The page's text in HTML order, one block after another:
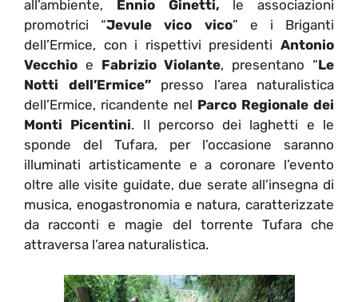
all’ambiente, Ennio Ginetti, le associazioni
promotrici “Jevule vico vico” e i Briganti
dell’Ermice, con i rispettivi presidenti Antonio
Vecchio e Fabrizio Violante, presentano “Le
Notti dell’Ermice”presso l’area naturalistica
dell’Ermice, ricandente nel Parco Regionale dei
Monti Picentini. Il percorso dei laghetti e le
sponde del Tufara, per l’occasione saranno
illuminati artisticamente e a coronare l’evento
oltre alle visite guidate, due serate all’insegna di
musica, enogastronomia e natura, caratterizzate
da racconti e magie del torrente Tufara che
attraversa l’area naturalistica.